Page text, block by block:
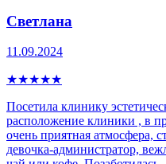
Светлана
11.09.2024
★★★★★
Посетила клинику
расположение клиники , в
очень приятная атмосфера,
девочка-администратор,